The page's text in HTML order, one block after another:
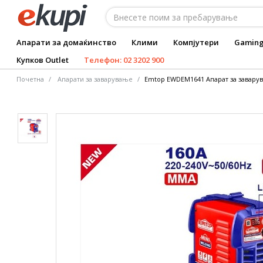
Апарати за домаќинство Клими Компјутери
Купков Outlet
Телефон: 02 3202 900
Почетна Апарати за заварување Emtop EWDEM1641 Апарат за